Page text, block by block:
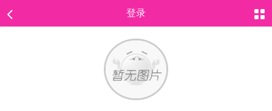
登录